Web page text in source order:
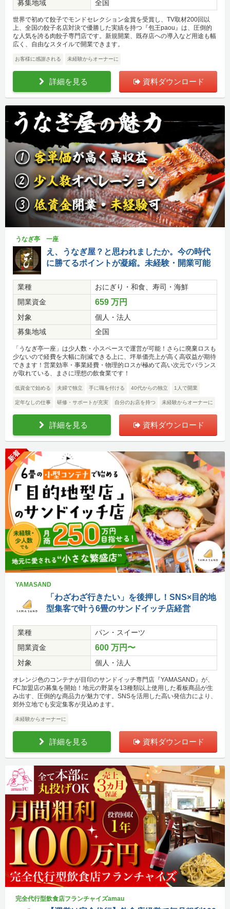
募集地域 全国
世界で初めて餃子でモンドセレクション金賞を受賞し、TV取材200回以
上、全国の餃子名店対決で優勝した実績を持つ『包王paou』は、圧倒的
な人気を誇る肉餃子専門店です。新規開業、既存店への導入など用途も幅
広く、自由なスタイルで開業できます。
お客様に感謝される 未経験からオーナーに
詳細を見る 資料ダウンロード
うなぎ亭 一座
え、うなぎ屋？と思われましたか。今の時代
に勝てるポイントが凝縮。未経験・開業可能
業種
おにぎり・和食、寿司・海鮮
開業資金
659 万円
対象
個人・法人
募集地域
全国
「うなぎ亭一座」は少人数・小スペースで運営が可能！さらに廃棄ロスも
少ないので経費を大幅に削減できる上に、坪単価売上が高く高収益が期待
できます！営業効率・事業経費・物理的ロスが極めて高い次元でバランス
が取れている、まさに理想の飲食業です！
低資金で始める 夫婦で独立 手に職を付ける 40代からの独立 1人で開業
定年なしの仕事 研修・サポートが充実 自分のお店を持つ 未経験からオーナーに
詳細を見る 資料ダウンロード
新着
YAMASAND
「わざわざ行きたい」を後押し！SNS×目的地
型集客で叶う6畳のサンドイッチ店経営
業種
パン・スイーツ
開業資金
600 万円〜
対象 個人・法人
オレンジ色のコンテナが目印のサンドイッチ専門店『YAMASAND』が、
FC加盟店の募集を開始！地元の野菜を13種類以上使用した看板商品が生
み出す、圧倒的な商品力が魅力です。SNSを活用した高い発信力により、
郊外立地でも安定集客が見込めます。
未経験からオーナーに
詳細を見る 資料ダウンロード
完全代行型飲食店フランチャイズamau